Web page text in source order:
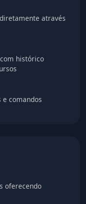
através
histórico
comandos
oferecendo